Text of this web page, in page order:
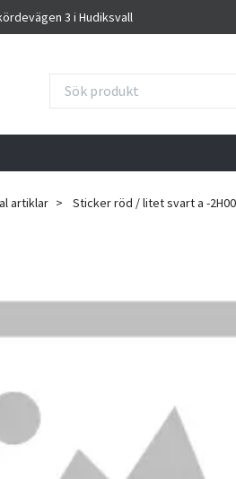
3 i Hudiksvall
artiklar Sticker röd / litet svart a -